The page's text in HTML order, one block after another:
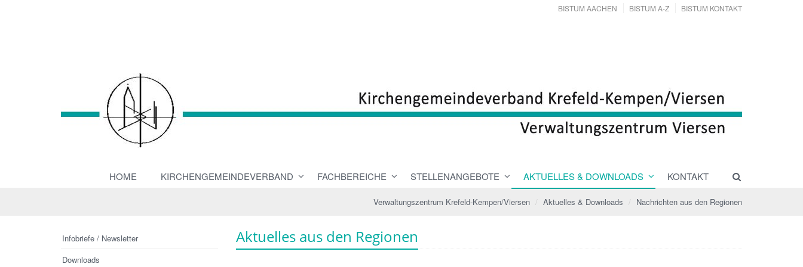
BISTUM AACHEN BISTUM A-Z BISTUM KONTAKT
HOME KIRCHENGEMEINDEVERBAND FACHBEREICHE STELLENANGEBOTE AKTUELLES & DOWNLOADS KONTAKT
Verwaltungszentrum Krefeld-Kempen/Viersen Aktuelles & Downloads Nachrichten aus den Regionen
Aktuelles aus den Regionen
Infobriefe / Newsletter
Downloads